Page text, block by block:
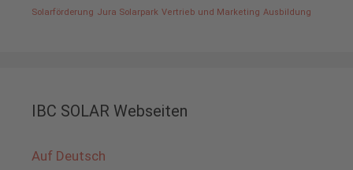
Solarförderung Jura Solarpark Vertrieb und Marketing Ausbildung
IBC SOLAR Webseiten
Auf Deutsch